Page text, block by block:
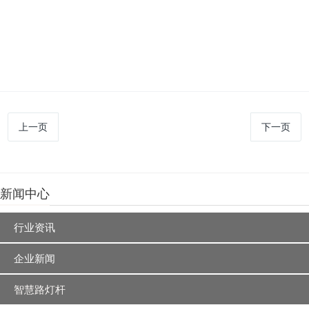
上一页 下一页
新闻中心
行业资讯
企业新闻
智慧路灯杆